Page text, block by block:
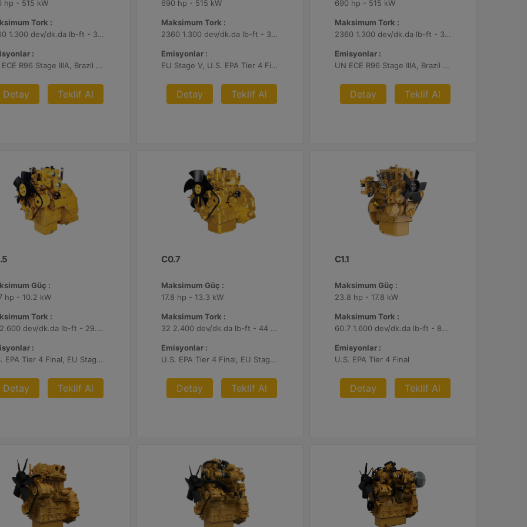
hp - 515 kW
Tork :
2360 1.300 dev/dk.da lb-ft - 3200 1.300 dev/dk.da Nm
:
UN ECE R96 Stage IIIA, Brazil Mar-1, Yönetmelik Bulunmayan Bölge
Detay Teklif Al
690 hp - 515 kW
Maksimum Tork :
2360 1.300 dev/dk.da lb-ft - 3200 1.300 dev/dk.da Nm
Emisyonlar :
EU Stage V, U.S. EPA Tier 4 Final, Korea Stage V, Japan 2014, China NRIV
Detay Teklif Al
690 hp - 515 kW
Maksimum Tork :
2360 1.300 dev/dk.da lb-ft - 3200 1.300 dev/dk.da Nm
Emisyonlar :
UN ECE R96 Stage IIIA, Brazil Mar-1, Yönetmelik Bulunmayan Bölge
Detay Teklif Al
Güç :
hp - 10.2 kW
Tork :
22 2.600 dev/dk.da lb-ft - 29.7 2.600 dev/dk.da Nm
:
U.S. EPA Tier 4 Final, EU Stage V
Detay Teklif Al
C0.7
Maksimum Güç :
17.8 hp - 13.3 kW
Maksimum Tork :
32 2.400 dev/dk.da lb-ft - 44 2.400 dev/dk.da Nm
Emisyonlar :
U.S. EPA Tier 4 Final, EU Stage V
Detay Teklif Al
C1.1
Maksimum Güç :
23.8 hp - 17.8 kW
Maksimum Tork :
60.7 1.600 dev/dk.da lb-ft - 82.3 1.600 dev/dk.da Nm
Emisyonlar :
U.S. EPA Tier 4 Final
Detay Teklif Al